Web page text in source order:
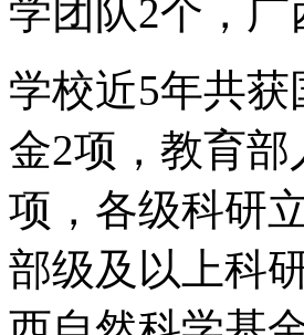
学团队2个，
学校近5年共
金2项，教育
项，各级科研
部级及以上科